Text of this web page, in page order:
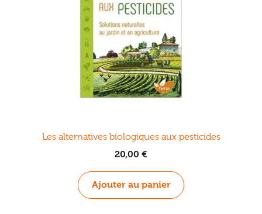
Les alternatives biologiques aux pesticides
20,00 €
Ajouter au panier